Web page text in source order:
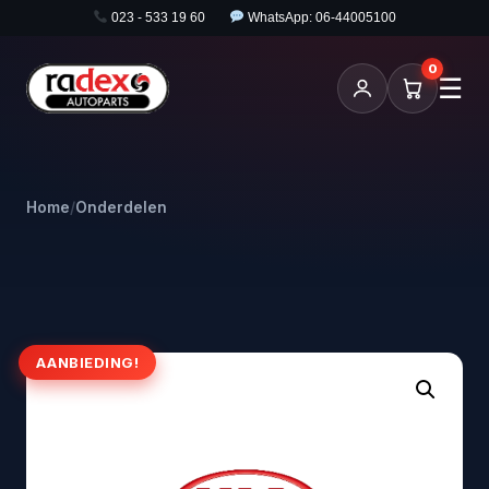
023 - 533 19 60 WhatsApp: 06-44005100
0
☰
Home/Onderdelen
AANBIEDING!